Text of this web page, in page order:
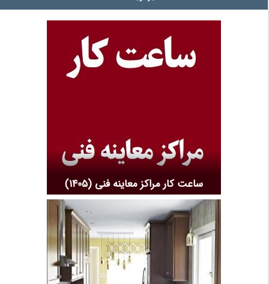
ساعت کار مراکز معاینه فنی (1405)